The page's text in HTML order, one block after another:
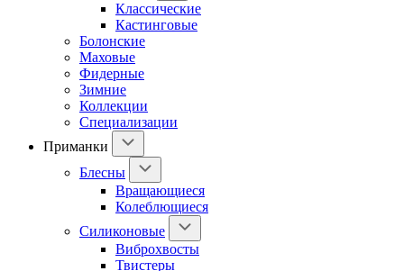
Классические
Кастинговые
Болонские
Маховые
Фидерные
Зимние
Коллекции
Специализации
Приманки
Блесны
Вращающиеся
Колеблющиеся
Силиконовые
Виброхвосты
Твистеры